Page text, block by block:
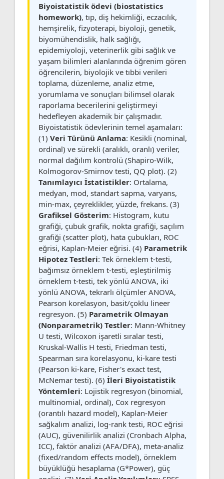
Biyoistatistik ödevi (biostatistics
homework), tıp, diş hekimliği, eczacılık,
hemşirelik, fizyoterapi, biyoloji, genetik,
biyomühendislik, halk sağlığı,
epidemiyoloji, veterinerlik gibi sağlık ve
yaşam bilimleri alanlarında öğrenim gören
öğrencilerin, biyolojik ve tıbbi verileri
toplama, düzenleme, analiz etme,
yorumlama ve sonuçları bilimsel olarak
raporlama becerilerini geliştirmeyi
hedefleyen akademik bir çalışmadır.
Biyoistatistik ödevlerinin temel aşamaları:
(1) Veri Türünü Anlama: Kesikli (nominal,
ordinal) ve sürekli (aralıklı, oranlı) veriler,
normal dağılım kontrolü (Shapiro-Wilk,
Kolmogorov-Smirnov testi, QQ plot). (2)
Tanımlayıcı İstatistikler: Ortalama,
medyan, mod, standart sapma, varyans,
min-max, çeyreklikler, yüzde, frekans. (3)
Grafiksel Gösterim: Histogram, kutu
grafiği, çubuk grafik, nokta grafiği, saçılım
grafiği (scatter plot), hata çubukları, ROC
eğrisi, Kaplan-Meier eğrisi. (4) Parametrik
Hipotez Testleri: Tek örneklem t-testi,
bağımsız örneklem t-testi, eşleştirilmiş
örneklem t-testi, tek yönlü ANOVA, iki
yönlü ANOVA, tekrarlı ölçümler ANOVA,
Pearson korelasyon, basit/çoklu lineer
regresyon. (5) Parametrik Olmayan
(Nonparametrik) Testler: Mann-Whitney
U testi, Wilcoxon işaretli sıralar testi,
Kruskal-Wallis H testi, Friedman testi,
Spearman sıra korelasyonu, ki-kare testi
(Pearson ki-kare, Fisher's exact test,
McNemar testi). (6) İleri Biyoistatistik
Yöntemleri: Lojistik regresyon (binomial,
multinomial, ordinal), Cox regresyon
(orantılı hazard model), Kaplan-Meier
sağkalım analizi, log-rank testi, ROC eğrisi
(AUC), güvenilirlik analizi (Cronbach Alpha,
ICC), faktör analizi (AFA/DFA), meta-analiz
(fixed/random effects model), örneklem
büyüklüğü hesaplama (G*Power), güç